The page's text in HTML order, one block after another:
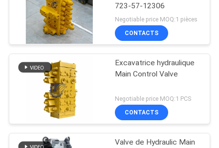
723-57-12306
Negotiable price MOQ:1 pièces
CONTACTS
Excavatrice hydraulique
Main Control Valve
Negotiable price MOQ:1 PCS
CONTACTS
Valve de Hydraulic Main